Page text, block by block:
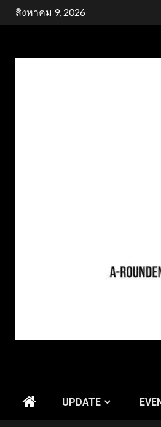
Skipสิงหาคม 9, 2026
UPDATE